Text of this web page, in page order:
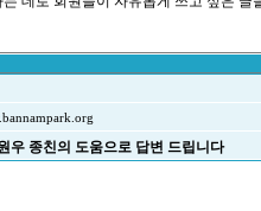
우 종친의 도움으로 답변 드립니다